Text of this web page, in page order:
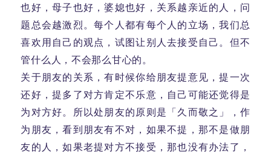
也好，母子也好，婆媳也好，关系越亲近的人，问
题总会越激烈。每个人都有每个人的立场，我们总
喜欢用自己的观点，试图让别人去接受自己。但不
管什么人，不会那么甘心的。
关于朋友的关系，有时候你给朋友提意见，提一次
还好，提多了对方肯定不乐意，自己可能还觉得是
为对方好。所以处朋友的原则是「久而敬之」，作
为朋友，看到朋友有不对，如果不提，那不是做朋
友的人，如果老提对方不接受，那也没有办法了，